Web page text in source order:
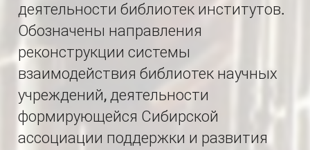
деятельности библиотек институтов.
Обозначены направления
реконструкции системы
взаимодействия библиотек научных
учреждений, деятельности
формирующейся Сибирской
ассоциации поддержки и развития